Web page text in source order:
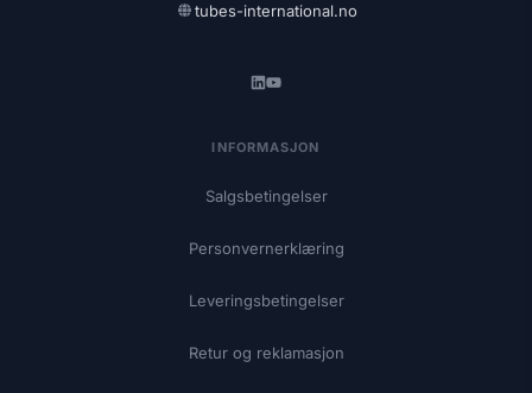
tubes-international.no
INFORMASJON
Salgsbetingelser
Personvernerklæring
Leveringsbetingelser
Retur og reklamasjon